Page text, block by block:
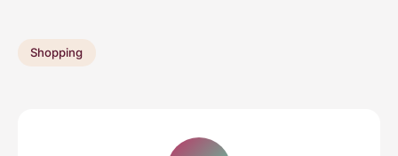
Shopping